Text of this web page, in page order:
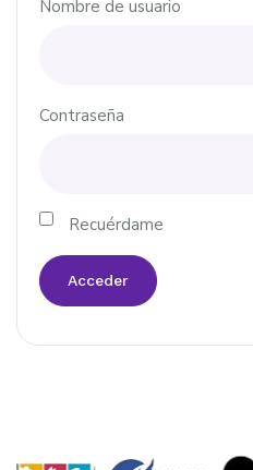
Nombre de usuario
Contraseña
Recuérdame